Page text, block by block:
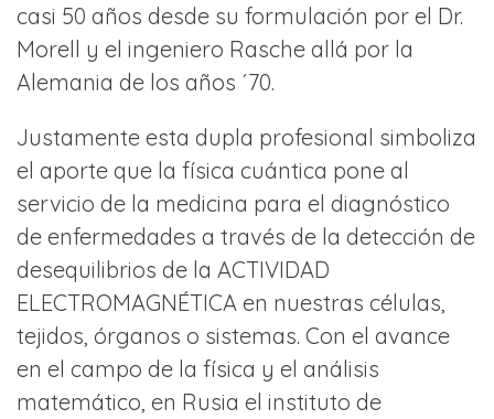
casi 50 años desde su formulación por el Dr.
Morell y el ingeniero Rasche allá por la
Alemania de los años ´70.
Justamente esta dupla profesional simboliza
el aporte que la física cuántica pone al
servicio de la medicina para el diagnóstico
de enfermedades a través de la detección de
desequilibrios de la ACTIVIDAD
ELECTROMAGNÉTICA en nuestras células,
tejidos, órganos o sistemas. Con el avance
en el campo de la física y el análisis
matemático, en Rusia el instituto de